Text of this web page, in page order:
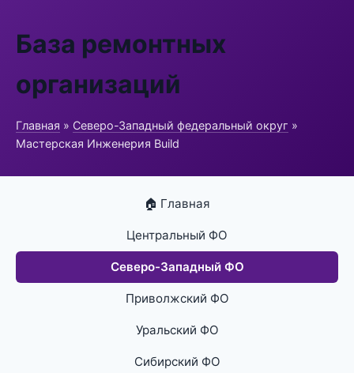
База ремонтных
организаций
Главная » Северо-Западный федеральный округ »
Мастерская Инженерия Build
🏠 Главная
Центральный ФО
Северо-Западный ФО
Приволжский ФО
Уральский ФО
Сибирский ФО